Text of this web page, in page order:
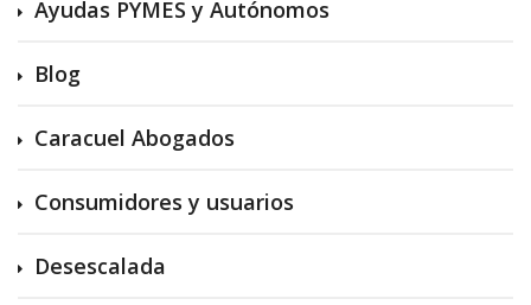
Ayudas PYMES y Autónomos
Blog
Caracuel Abogados
Consumidores y usuarios
Desescalada